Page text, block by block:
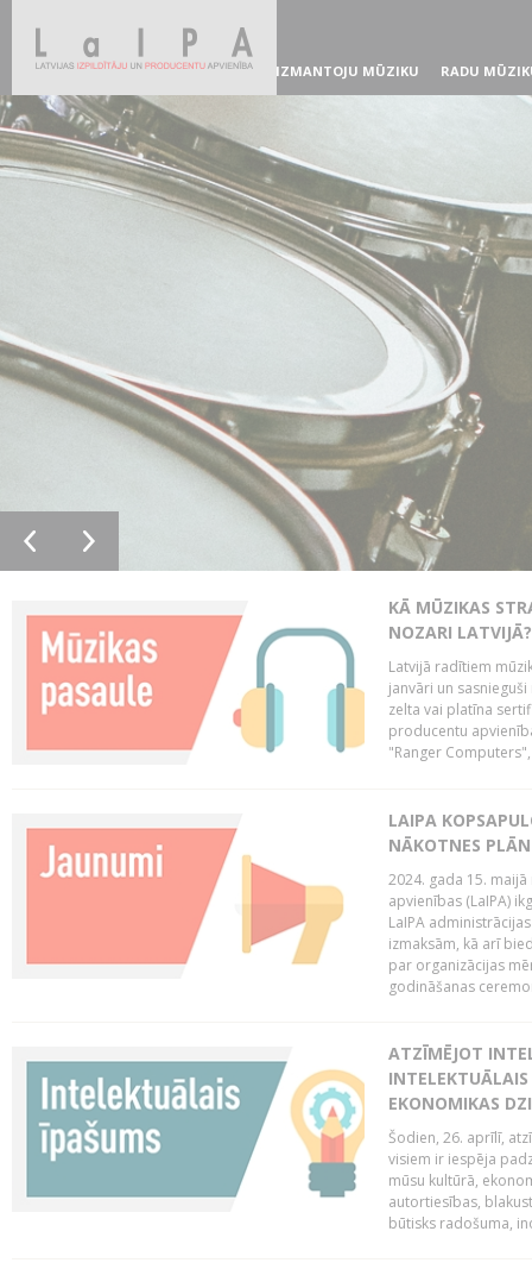
IZMANTOJU MŪZIKU RADU
KĀ MŪZIKAS
NOZARI LATVIJĀ?
Latvijā radītiem
janvāri un
zelta vai platīna
producentu
"Ranger
LAIPA
NĀKOTNES
2024. gada 15.
apvienības (LaIPA)
LaIPA
izmaksām, kā arī
par organizācijas
godināšanas
ATZĪMĒJOT
EKONOMIKAS
Šodien, 26. aprīlī,
visiem ir iespēja
mūsu kultūrā,
autortiesības,
būtisks radošuma,